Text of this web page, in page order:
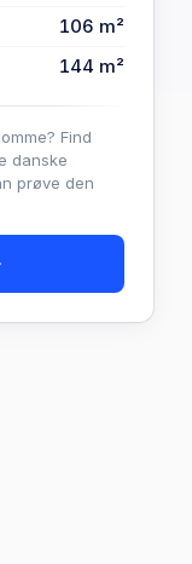
106 m²
144 m²
Find
danske
prøve den